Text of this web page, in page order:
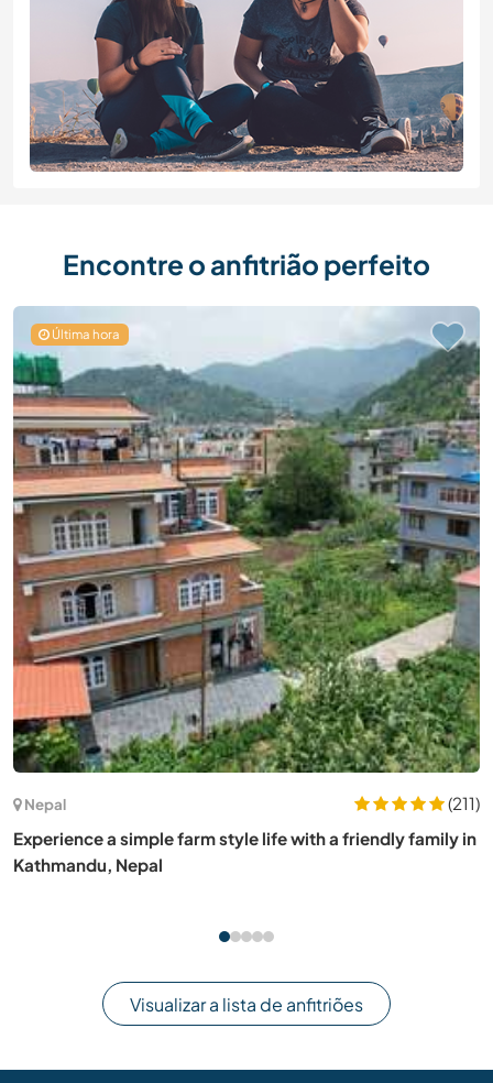
Encontre o anfitrião perfeito
Áustria
(1)
Build a city-close community and enjoy the outdoors in
Elsbethen, Austria
Visualizar a lista de anfitriões